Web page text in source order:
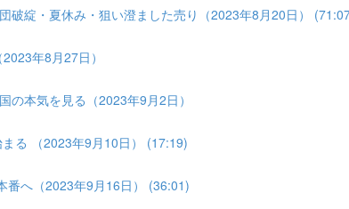
破綻・夏休み・狙い澄ました売り（2023年8月20日）
年8月27日）
の本気を見る（2023年9月2日）
る （2023年9月10日） (17:19)
へ（2023年9月16日） (36:01)